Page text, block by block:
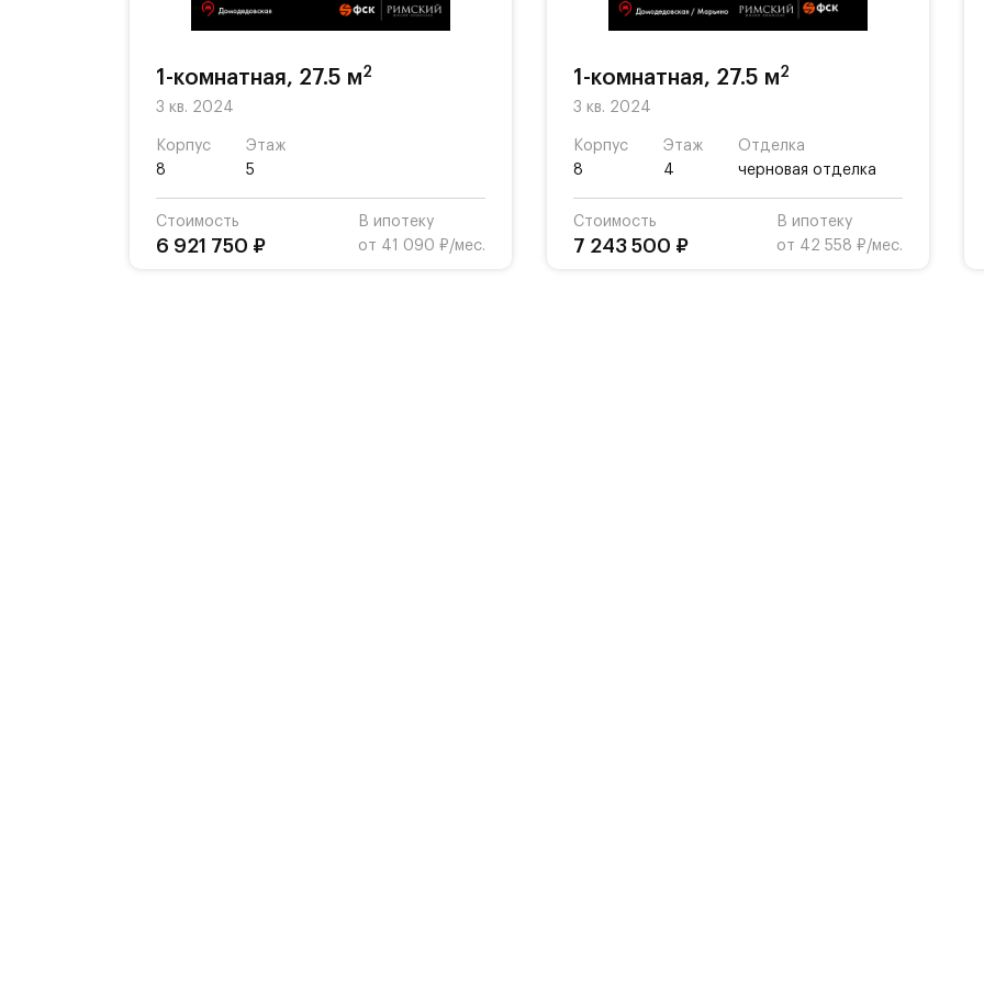
1-комнатная, 27.5 м2
3 кв. 2024
Корпус
8
Этаж
5
Стоимость
6 921 750 ₽
В ипотеку
от 41 090 ₽/мес.
1-комнатная, 27.5 м2
3 кв. 2024
Корпус
8
Этаж
4
Отделка
черновая отделка
Стоимость
7 243 500 ₽
В ипотеку
от 42 558 ₽/мес.